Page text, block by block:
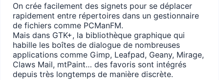
On crée facilement des signets pour se déplacer
rapidement entre répertoires dans un gestionnaire
de fichiers comme PCManFM.
Mais dans GTK+, la bibliothèque graphique qui
habille les boîtes de dialogue de nombreuses
applications comme Gimp, Leafpad, Geany, Mirage,
Claws Mail, mtPaint… des favoris sont intégrés
depuis très longtemps de manière discrète.